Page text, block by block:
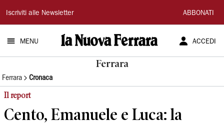
La
Nuova
Ferrara
Iscriviti alle Newsletter ABBONATI
MENU ACCEDI
Ferrara
Ferrara Cronaca
Il report
Cento, Emanuele e Luca: la